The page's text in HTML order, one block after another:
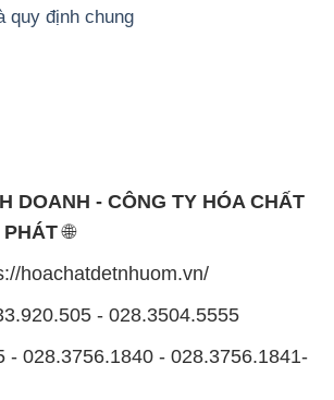
quy định chung
DOANH - CÔNG TY HÓA CHẤT
🌐
hoachatdetnhuom.vn/
- 028.3504.5555
- 028.3756.1840 - 028.3756.1841-